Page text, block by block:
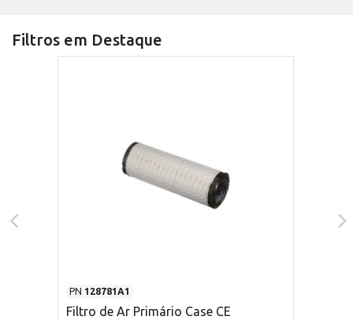
Filtros em Destaque
PN 128781A1
Filtro de Ar Primário Case CE